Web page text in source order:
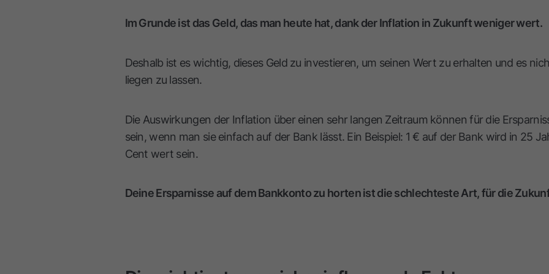
Im Grunde ist das Geld, das man heute hat, dank der Inflation in Zukunft weniger wert.
Deshalb ist es wichtig, dieses Geld zu investieren, um seinen Wert zu erhalten und es
liegen zu lassen.
Die Auswirkungen der Inflation über einen sehr langen Zeitraum können für die
sein, wenn man sie einfach auf der Bank lässt. Ein Beispiel: 1 € auf der Bank wird in 25
Cent wert sein.
Deine Ersparnisse auf dem Bankkonto zu horten ist die schlechteste Art, für die